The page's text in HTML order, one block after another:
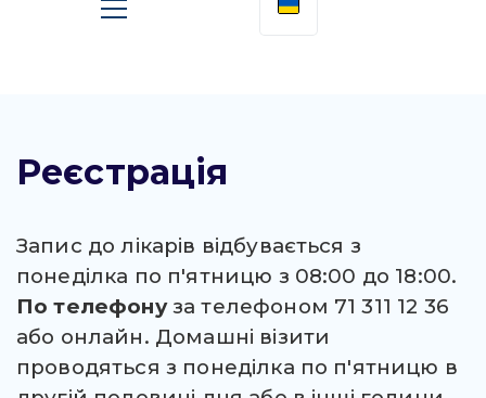
Реєстрація
Запис до лікарів відбувається з
понеділка по п'ятницю з 08:00 до 18:00.
По телефонуза телефоном 71 311 12 36
або онлайн. Домашні візити
проводяться з понеділка по п'ятницю в